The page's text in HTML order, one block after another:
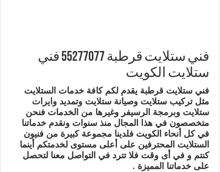
فني ستلايت قرطبة 55277077 فني
ستلايت الكويت
فني ستلايت قرطبة يقدم لكم كافة خدمات الستلايت
مثل تركيب ستلايت وصيانة ستلايت وتمديد وايرات
ستلايت وبرمجة الرسيفر وغيرها من الخدمات فنحن
متخصصون في هذا المجال منذ سنوات ونقدم خدماتنا
في كل أنحاء الكويت فلدينا مجموعة كبيرة من فنيون
الستلايت المحترفين على أعلى مستوى لخدمتكم أينما
كنتم و في أى وقت فلا تترد في التواصل معنا لتحصل
على خدماتنا المميزة .